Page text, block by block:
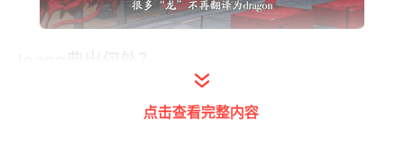
loong典出何处？
dragon不能用了？点击查看完整内容